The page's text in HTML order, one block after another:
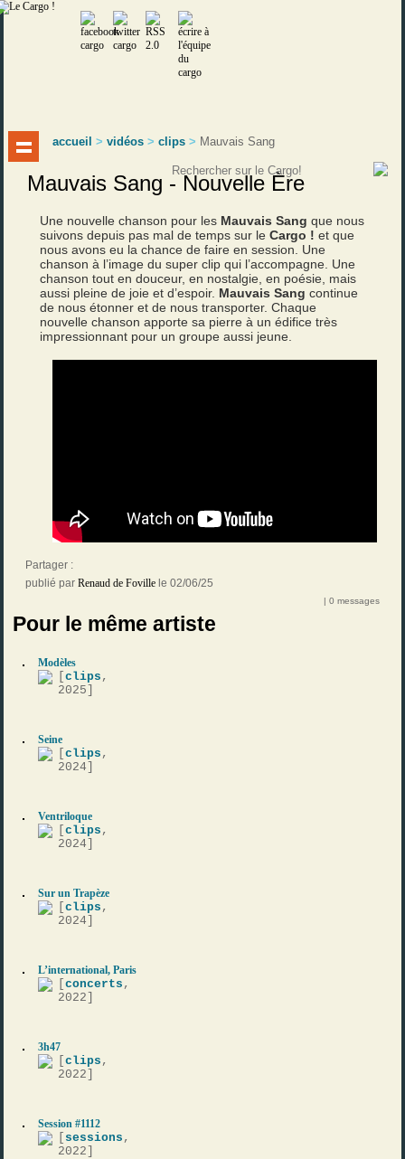
accueil >vidéos >clips > Mauvais Sang
Mauvais Sang - Nouvelle Ère
Une nouvelle chanson pour les Mauvais Sang que nous
suivons depuis pas mal de temps sur le Cargo ! et que
nous avons eu la chance de faire en session. Une
chanson à l’image du super clip qui l’accompagne. Une
chanson tout en douceur, en nostalgie, en poésie, mais
aussi pleine de joie et d’espoir. Mauvais Sang continue
de nous étonner et de nous transporter. Chaque
nouvelle chanson apporte sa pierre à un édifice très
impressionnant pour un groupe aussi jeune.
Partager :
publié par Renaud de Foville le 02/06/25
| 0 messages
Pour le même artiste
Modèles
[clips ,
2025]
Seine
[clips ,
2024]
Ventriloque
[clips ,
2024]
Sur un Trapèze
[clips ,
2024]
L’international, Paris
[concerts ,
2022]
3h47
[clips ,
2022]
Session #1112
sessions ,
2022]